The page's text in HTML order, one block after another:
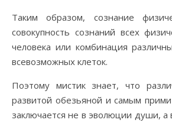
Таким образом, сознание
совокупность сознаний всех
человека или комбинация
всевозможных клеток.
Поэтому мистик знает, что
развитой обезьяной и самым
заключается не в эволюции души, а